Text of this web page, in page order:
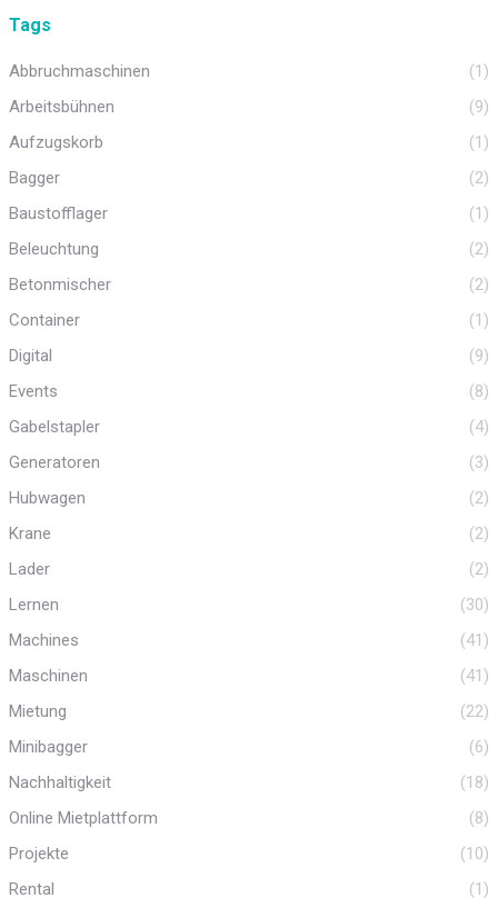
Tags
Abbruchmaschinen
(1)
Arbeitsbühnen
(9)
Aufzugskorb
(1)
Bagger
(2)
Baustofflager
(1)
Beleuchtung
(2)
Betonmischer
(2)
Container
(1)
Digital
(9)
Events
(8)
Gabelstapler
(4)
Generatoren
(3)
Hubwagen
(2)
Krane
(2)
Lader
(2)
Lernen
(30)
Machines
(41)
Maschinen
(41)
Mietung
(22)
Minibagger
(6)
Nachhaltigkeit
(18)
Online Mietplattform
(8)
Projekte
(10)
Rental
(1)